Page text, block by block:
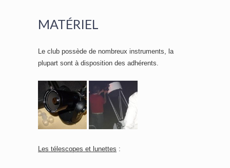
MATÉRIEL
Le club possède de nombreux instruments, la
plupart sont à disposition des adhérents.
Les télescopes et lunettes :